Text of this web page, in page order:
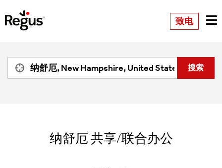
致电
纳舒厄共享/联合办公